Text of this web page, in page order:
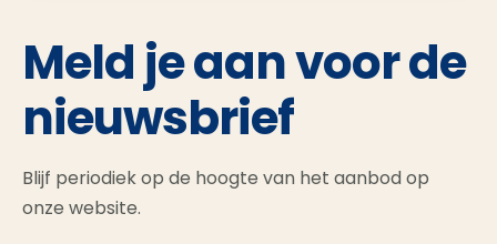
Meld je aan voor de
nieuwsbrief
Blijf periodiek op de hoogte van het aanbod op
onze website.